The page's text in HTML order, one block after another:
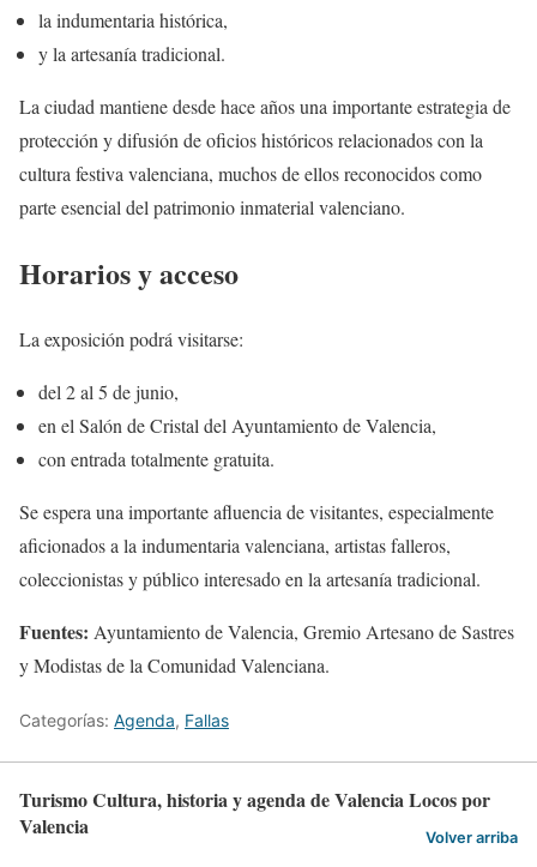
la indumentaria histórica,
y la artesanía tradicional.
La ciudad mantiene desde hace años una importante estrategia de
protección y difusión de oficios históricos relacionados con la
cultura festiva valenciana, muchos de ellos reconocidos como
parte esencial del patrimonio inmaterial valenciano.
Horarios y acceso
La exposición podrá visitarse:
del 2 al 5 de junio,
en el Salón de Cristal del Ayuntamiento de Valencia,
con entrada totalmente gratuita.
Se espera una importante afluencia de visitantes, especialmente
aficionados a la indumentaria valenciana, artistas falleros,
coleccionistas y público interesado en la artesanía tradicional.
Fuentes: Ayuntamiento de Valencia, Gremio Artesano de Sastres
y Modistas de la Comunidad Valenciana.
Categorías: Agenda, Fallas
Turismo Cultura, historia y agenda de Valencia Locos por
Valencia
Volver arriba